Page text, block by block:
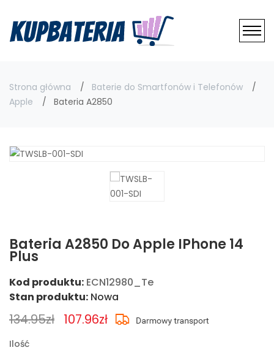
Strona główna
Baterie do Smartfonów i Telefonów
Apple
Bateria A2850
Bateria A2850 Do Apple IPhone 14
Plus
Kod produktu: ECN12980_Te
Stan produktu: Nowa
134.95zł 107.96zł
Ilość